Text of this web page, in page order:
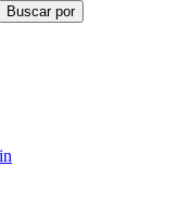
Buscar por